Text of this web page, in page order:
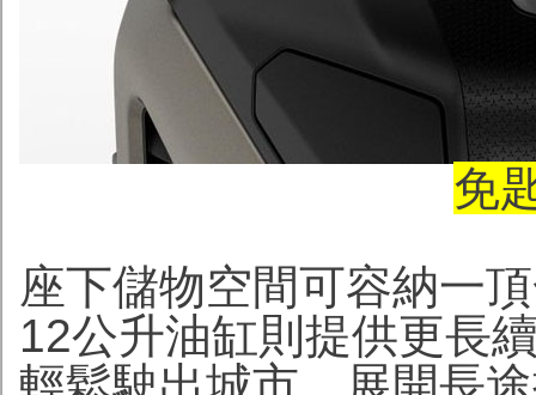
免
座下儲物空間可容納一
12公升油缸則提供更長
輕鬆駛出城市、展開長